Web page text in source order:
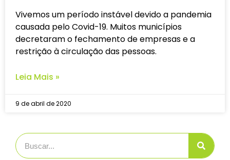
Vivemos um período instável devido a pandemia
causada pelo Covid-19. Muitos municípios
decretaram o fechamento de empresas e a
restrição à circulação das pessoas.
Leia Mais »
9 de abril de 2020